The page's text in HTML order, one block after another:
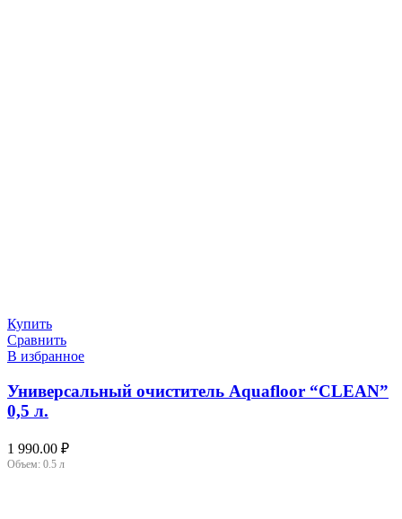
Купить
Сравнить
В избранное
Универсальный очиститель Aquafloor “CLEAN”
0,5 л.
1 990.00 ₽
Объем: 0.5 л